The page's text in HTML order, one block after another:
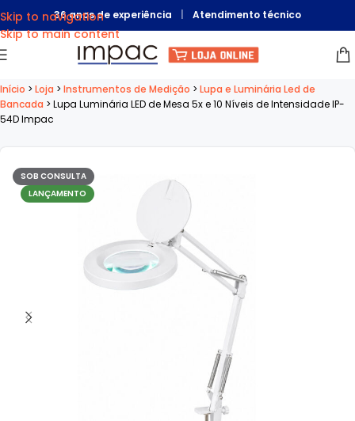
Skip to navigation
Skip to main content
36 anos de experiência Atendimento técnico
Início > Loja > Instrumentos de Medição > Lupa e Luminária Led de
Bancada > Lupa Luminária LED de Mesa 5x e 10 Níveis de Intensidade IP-
54D Impac
SOB CONSULTA
LANÇAMENTO